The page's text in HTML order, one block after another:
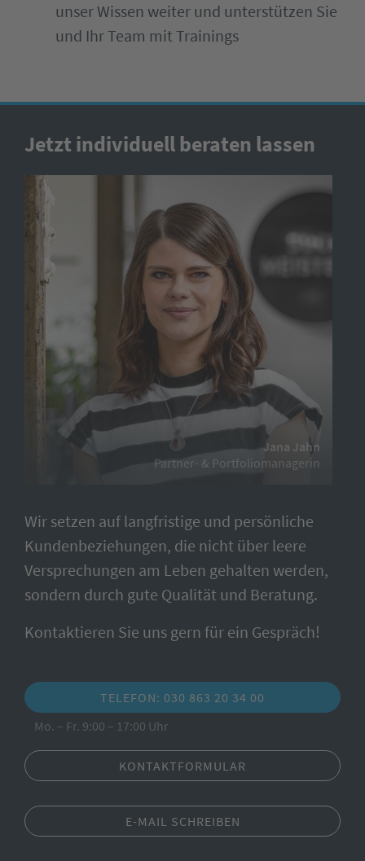
unser Wissen weiter und unterstützen Sie
und Ihr Team mit Trainings
Jetzt individuell beraten lassen
Jana Jahn
Partner- & Portfoliomanagerin
Wir setzen auf langfristige und persönliche
Kundenbeziehungen, die nicht über leere
Versprechungen am Leben gehalten werden,
sondern durch gute Qualität und Beratung.
Kontaktieren Sie uns gern für ein Gespräch!
TELEFON: 030 863 20 34 00
Mo. – Fr. 9:00 – 17:00 Uhr
KONTAKTFORMULAR
E-MAIL SCHREIBEN